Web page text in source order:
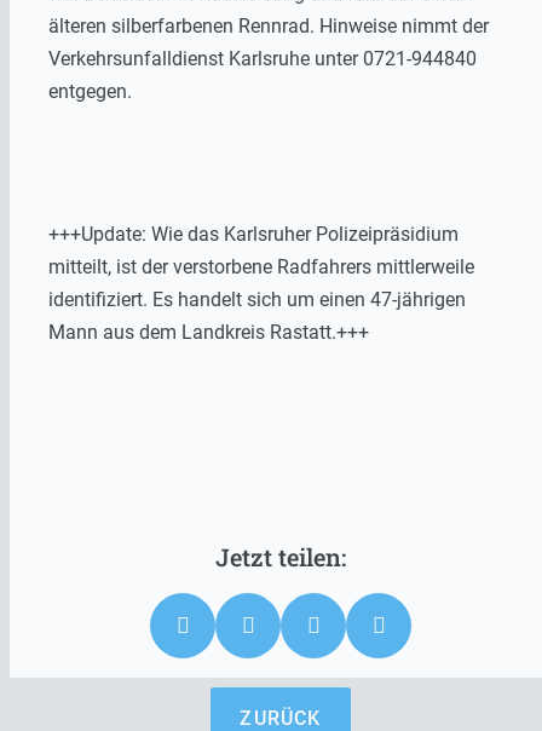
älteren silberfarbenen Rennrad. Hinweise nimmt der
Verkehrsunfalldienst Karlsruhe unter 0721-944840
entgegen.
+++Update: Wie das Karlsruher Polizeipräsidium
mitteilt, ist der verstorbene Radfahrers mittlerweile
identifiziert. Es handelt sich um einen 47-jährigen
Mann aus dem Landkreis Rastatt.+++
ZURÜCK